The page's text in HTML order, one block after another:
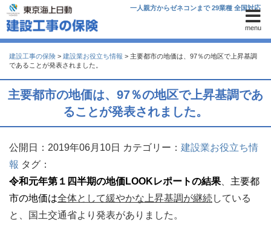
menu
一人親方からゼネコンまで 29業種 全国対応
建設工事の保険 > 建設業お役立ち情報 > 主要都市の地価は、97％の地区で上昇基調
であることが発表されました。
主要都市の地価は、97％の地区で上昇基調であ
ることが発表されました。
公開日：2019年06月10日 カテゴリー： 建設業お役立ち情
報 タグ：
令和元年第１四半期の地価LOOKレポートの結果
主要都
市の地価は全体として緩やかな上昇基調が継続している
と、国土交通省より発表がありました。